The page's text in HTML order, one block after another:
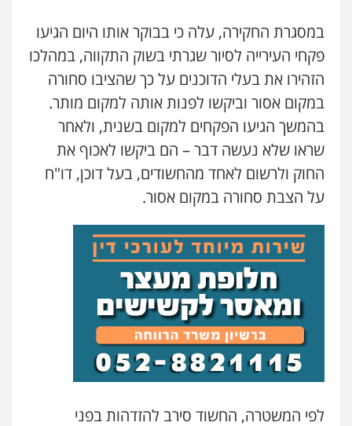
פלילי אסירים תעבורה מרב"ד
0547556464
עו"ד אילן אלימלך
פלילי פשיעה חמורה תעבורה אסירים
0522992110
עו"ד שאדי נאטור
פשיעה חמורה
0509230800
גיל דביר – משרד עורכי דין
פלילי פשיעה כלכלית צווארון לבן
0506217771
סלימאן אבו שעירה – משרד עורכי דין
0547780927
במסגרת החקירה, עלה כי בבוקר אותו היום הגיעו
פקחי העירייה לסיור שגרתי בשוק התקווה, במהלכו
הזהירו את בעלי הדוכנים על כך שהציבו סחורה
במקום אסור וביקשו לפנות אותה למקום מותר.
בהמשך הגיעו הפקחים למקום בשנית, ולאחר
שראו שלא נעשה דבר – הם ביקשו לאכוף את
החוק ולרשום לאחד מהחשודים, בעל דוכן, דו"ח
על הצבת סחורה במקום אסור.
לפי המשטרה, החשוד סירב להזדהות בפני